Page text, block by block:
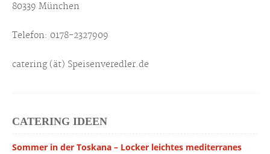
80339 München
Telefon: 0178-2327909
catering (ät) Speisenveredler.de
CATERING IDEEN
Sommer in der Toskana – Locker leichtes mediterranes